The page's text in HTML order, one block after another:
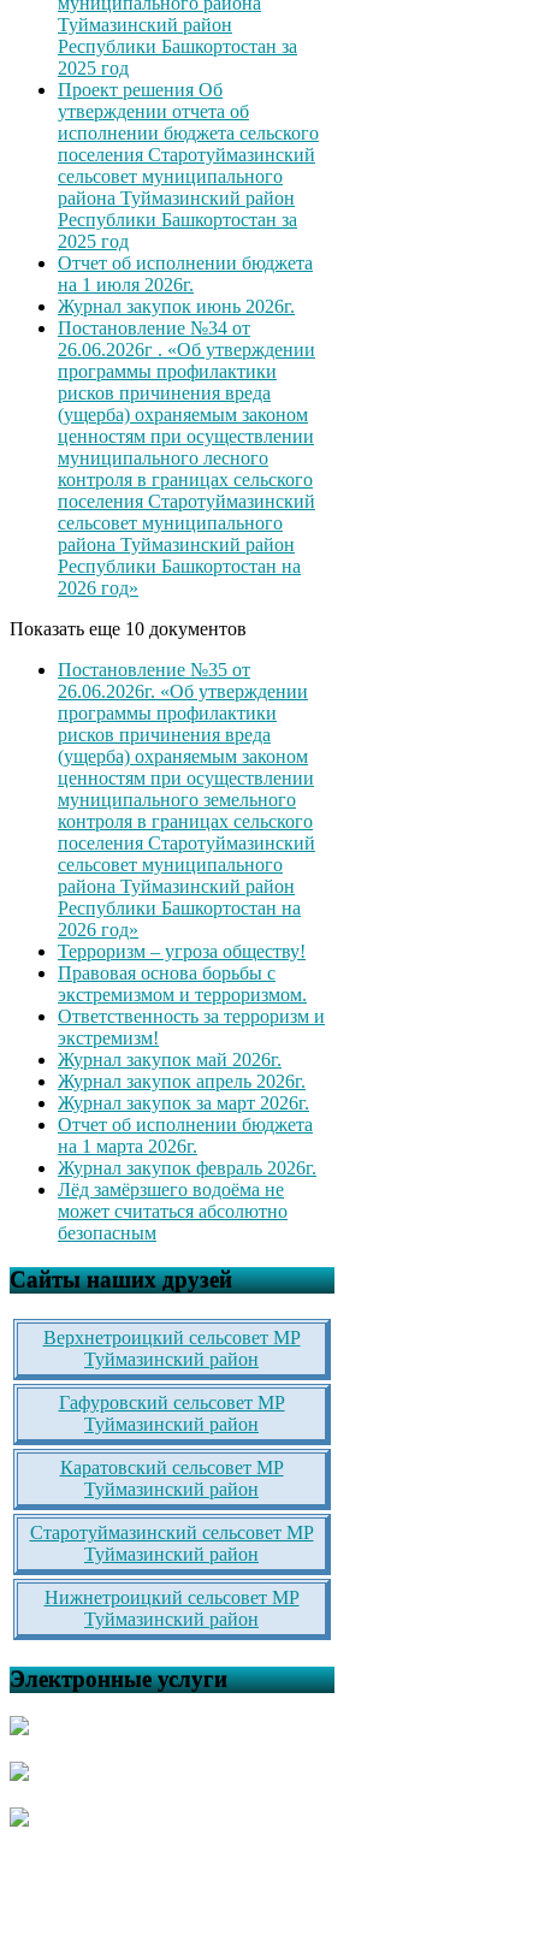
Туймазинский район
Республики Башкортостан за
2025 год
Проект решения Об
утверждении отчета об
исполнении бюджета сельского
поселения Старотуймазинский
сельсовет муниципального
района Туймазинский район
Республики Башкортостан за
2025 год
Отчет об исполнении бюджета
на 1 июля 2026г.
Журнал закупок июнь 2026г.
Постановление №34 от
26.06.2026г . «Об утверждении
программы профилактики
рисков причинения вреда
(ущерба) охраняемым законом
ценностям при осуществлении
муниципального лесного
контроля в границах сельского
поселения Старотуймазинский
сельсовет муниципального
района Туймазинский район
Республики Башкортостан на
2026 год»
Показать еще 10 документов
Постановление №35 от
26.06.2026г. «Об утверждении
программы профилактики
рисков причинения вреда
(ущерба) охраняемым законом
ценностям при осуществлении
муниципального земельного
контроля в границах сельского
поселения Старотуймазинский
сельсовет муниципального
района Туймазинский район
Республики Башкортостан на
2026 год»
Терроризм – угроза обществу!
Правовая основа борьбы с
экстремизмом и терроризмом.
Ответственность за терроризм и
экстремизм!
Журнал закупок май 2026г.
Журнал закупок апрель 2026г.
Журнал закупок за март 2026г.
Отчет об исполнении бюджета
на 1 марта 2026г.
Журнал закупок февраль 2026г.
Лёд замёрзшего водоёма не
может считаться абсолютно
безопасным
Сайты наших друзей
Верхнетроицкий сельсовет МР
Туймазинский район
Гафуровский сельсовет МР
Туймазинский район
Каратовский сельсовет МР
Туймазинский район
Старотуймазинский сельсовет МР
Туймазинский район
Нижнетроицкий сельсовет МР
Туймазинский район
Электронные услуги